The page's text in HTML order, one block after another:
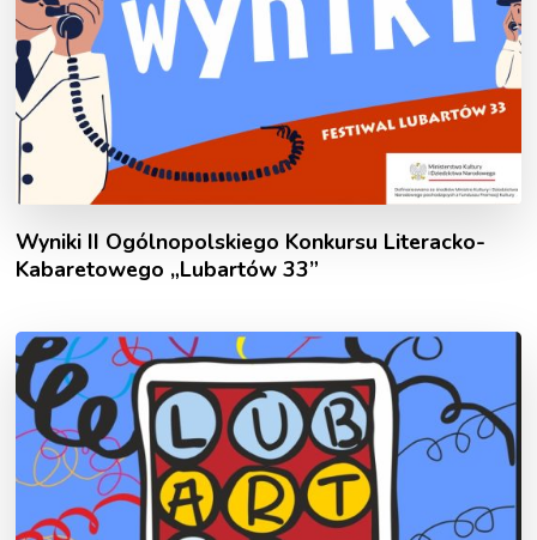
Wyniki II Ogólnopolskiego Konkursu Literacko-
Kabaretowego „Lubartów 33”